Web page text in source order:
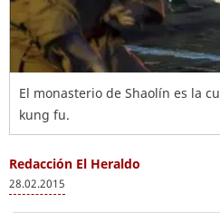
El monasterio de Shaolín es la
kung fu.
Redacción El Heraldo
28.02.2015